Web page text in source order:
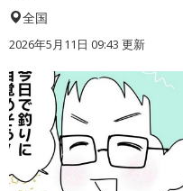
全国
2026年5月11日 09:43 更新